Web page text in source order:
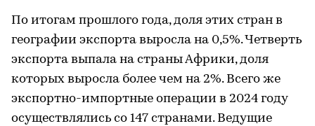
По итогам прошлого года, доля этих стран в
географии экспорта выросла на 0,5%. Четверть
экспорта выпала на страны Африки, доля
которых выросла более чем на 2%. Всего же
экспортно-импортные операции в 2024 году
осуществлялись со 147 странами. Ведущие